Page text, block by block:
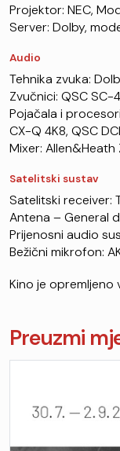
Projektor: NEC,
Server: Dolby,
Audio
Tehnika zvuka:
Zvučnici: QSC SC-
Pojačala i
CX-Q 4K8, QSC
Mixer: Allen&Heath
Satelitski sustav
Satelitski receiver:
Antena – General
Prijenosni audio
Bežični mikrofon:
Kino je opremljeno
Preuzmi